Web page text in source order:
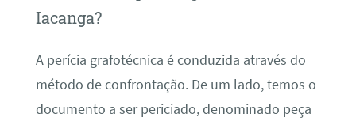
Iacanga?
A perícia grafotécnica é conduzida através do
método de confrontação. De um lado, temos o
documento a ser periciado, denominado peça